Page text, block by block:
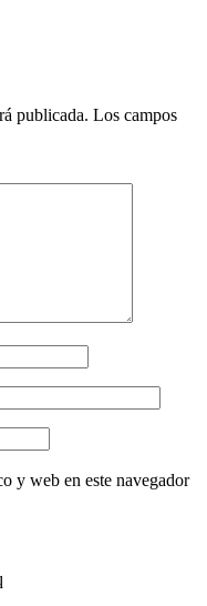
publicada. Los campos
y web en este navegador